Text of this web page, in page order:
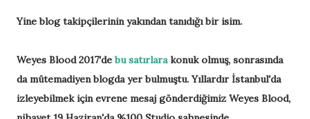
Yine blog takipçilerinin yakından tanıdığı bir isim.
Weyes Blood 2017'debu satırlarakonuk olmuş, sonrasında
da mütemadiyen blogda yer bulmuştu. Yıllardır İstanbul'da
izleyebilmek için evrene mesaj gönderdiğimiz Weyes Blood,